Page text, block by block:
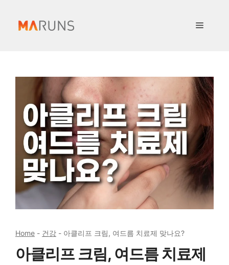
메
Home - 건강 - 아클리프 크림, 여드름 치료제 맞나요?
아클리프 크림, 여드름 치료제